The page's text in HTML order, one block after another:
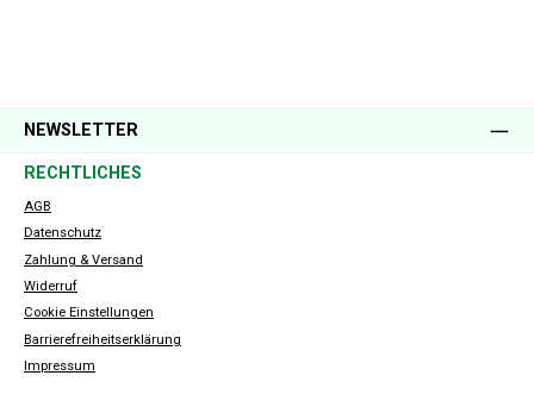
NEWSLETTER
RECHTLICHES
AGB
Datenschutz
Zahlung & Versand
Widerruf
Cookie Einstellungen
Barrierefreiheitserklärung
Impressum